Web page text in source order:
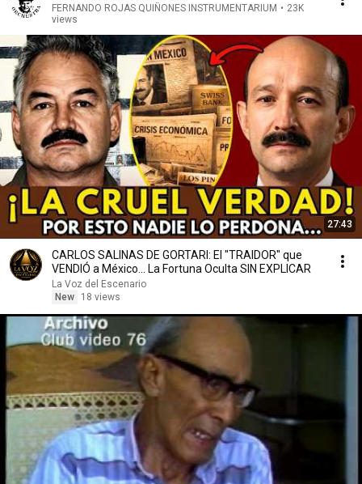
FERNANDO ROJAS QUIÑONES INSTRUMENTARIUM • 23K
views
27:43
CARLOS SALINAS DE GORTARI: El "TRAIDOR" que
VENDIÓ a México... La Fortuna Oculta SIN EXPLICAR
La Voz del Escenario
New
18 views